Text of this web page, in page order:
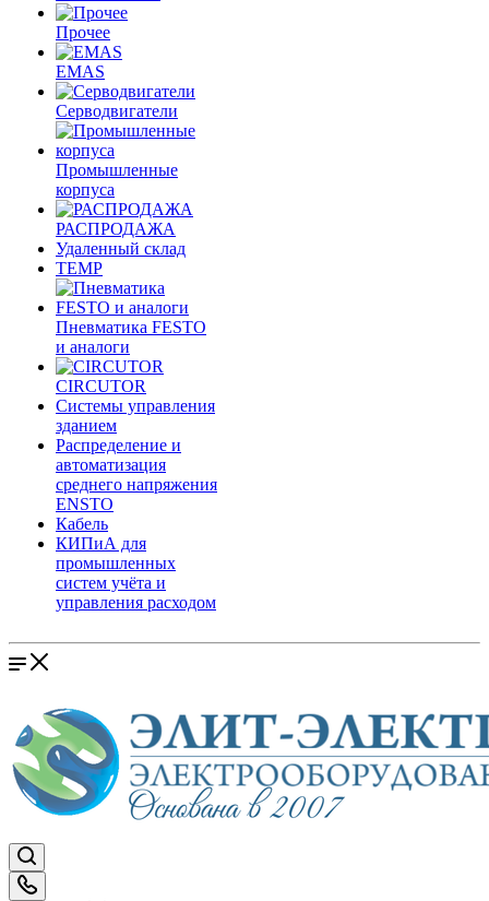
Прочее
EMAS
Cерводвигатели
Промышленные
корпуса
РАСПРОДАЖА
Удаленный склад
TEMP
Пневматика FESTO
и аналоги
CIRCUTOR
Системы управления
зданием
Распределение и
автоматизация
среднего напряжения
ENSTO
Кабель
КИПиА для
промышленных
систем учёта и
управления расходом